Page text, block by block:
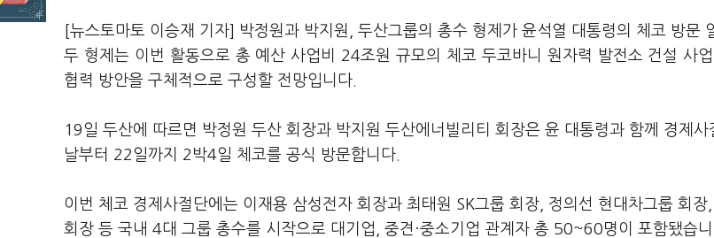
[뉴스토마토 이승재 기자] 박정원과 박지원, 두산그룹의 총수 형제가 윤석열 대통령의 체코 방문
두 형제는 이번 활동으로 총 예산 사업비 24조원 규모의 체코 두코바니 원자력 발전소 건설 사
협력 방안을 구체적으로 구성할 전망입니다.
19일 두산에 따르면 박정원 두산 회장과 박지원 두산에너빌리티 회장은 윤 대통령과 함께 경제사
날부터 22일까지 2박4일 체코를 공식 방문합니다.
이번 체코 경제사절단에는 이재용 삼성전자 회장과 최태원 SK그룹 회장, 정의선 현대차그룹 회장
회장 등 국내 4대 그룹 총수를 시작으로 대기업, 중견·중소기업 관계자 총 50~60명이 포함됐습니